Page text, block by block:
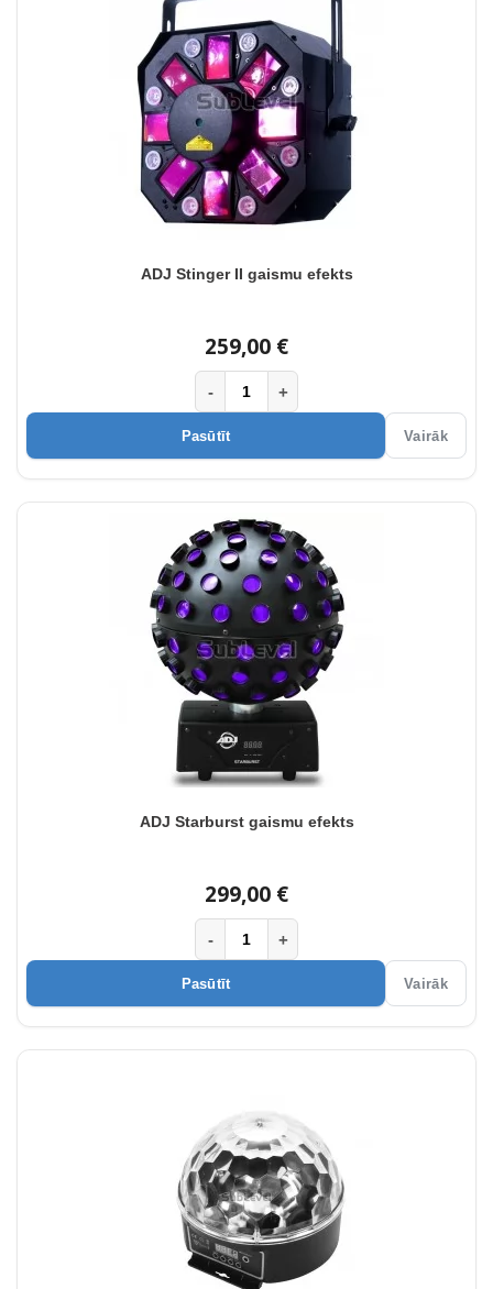
ADJ Stinger II gaismu efekts
259,00 €
- +
Pasūtīt Vairāk
ADJ Starburst gaismu efekts
299,00 €
- +
Pasūtīt Vairāk